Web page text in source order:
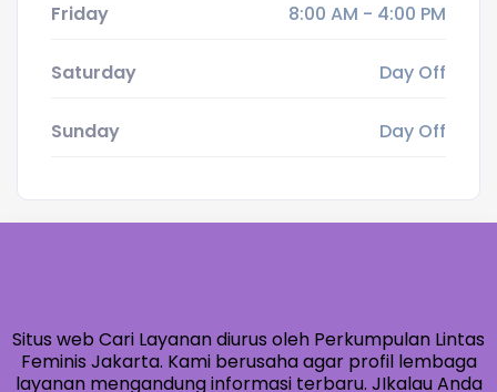
Friday 8:00 AM - 4:00 PM
Saturday Day Off
Sunday Day Off
Situs web Cari Layanan diurus oleh Perkumpulan Lintas
Feminis Jakarta. Kami berusaha agar profil lembaga
layanan mengandung informasi terbaru. JIkalau Anda